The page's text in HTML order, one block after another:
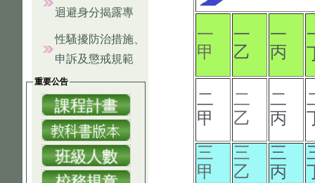
迴避身分揭露專
性騷擾防治措施、
申訴及懲戒規範
重要公告
一
甲
一
乙
一
丙
二
甲
二
乙
二
丙
三
甲
三
乙
三
丙